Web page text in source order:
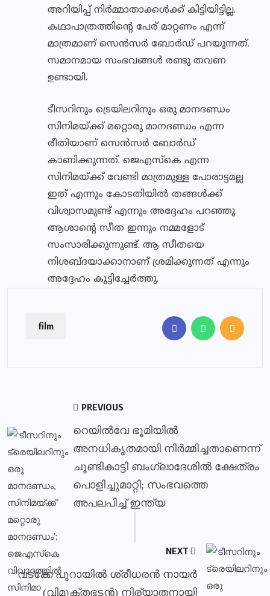
അറിയിപ്പ് നിര്‍മ്മാതാക്കള്‍ക്ക് കിട്ടിയിട്ടില്ല.
കഥാപാത്രത്തിന്റെ പേര് മാറ്റണം എന്ന്
മാത്രമാണ് സെന്‍സര്‍ ബോര്‍ഡ് പറയുന്നത്.
സമാനമായ സംഭവങ്ങള്‍ രണ്ടു തവണ
ഉണ്ടായി.
ടീസറിനും ട്രെയിലറിനും ഒരു മാനദണ്ഡം
സിനിമയ്ക്ക് മറ്റൊരു മാനദണ്ഡം എന്ന
രീതിയാണ് സെന്‍സര്‍ ബോര്‍ഡ്
കാണിക്കുന്നത്. ജെഎസ്‌കെ എന്ന
സിനിമയ്ക്ക് വേണ്ടി മാത്രമുള്ള പോരാട്ടമല്ല
ഇത് എന്നും കോടതിയില്‍ തങ്ങള്‍ക്ക്
വിശ്വാസമുണ്ട് എന്നും അദ്ദേഹം പറഞ്ഞു.
ആശാന്റെ സീത ഇന്നും നമ്മളോട്
സംസാരിക്കുന്നുണ്ട്. ആ സീതയെ
നിശബ്ദയാക്കാനാണ് ശ്രമിക്കുന്നത് എന്നും
അദ്ദേഹം കൂട്ടിച്ചേര്‍ത്തു.
film
PREVIOUS
റെയിൽവേ ഭൂമിയിൽ
അനധികൃതമായി നിർമ്മിച്ചതാണെന്ന്
ചൂണ്ടികാട്ടി ബംഗ്ലാദേശിൽ ക്ഷേത്രം
പൊളിച്ചുമാറ്റി; സംഭവത്തെ
അപലപിച്ച് ഇന്ത്യ
NEXT
വടക്കേ പുറായില്‍ ശ്രീധരന്‍ നായര്‍
(വിമുക്തഭടന്‍) നിര്യാതനായി